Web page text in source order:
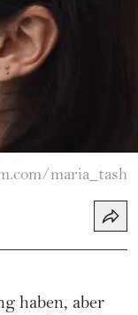
maria_tash
haben, aber